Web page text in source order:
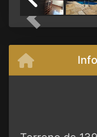
Previous